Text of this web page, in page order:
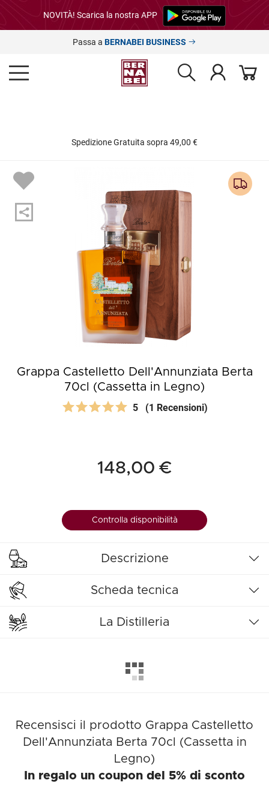
NOVITÀ! Scarica la nostra APP
Passa a BERNABEI BUSINESS
Spedizione Gratuita sopra 49,00 €
Grappa Castelletto Dell'Annunziata Berta
70cl (Cassetta in Legno)
5 (1 Recensioni)
148,00 €
Controlla disponibilità
Descrizione
Scheda tecnica
La Distilleria
Recensisci il prodotto Grappa Castelletto
Dell'Annunziata Berta 70cl (Cassetta in
Legno)
In regalo un coupon del 5% di sconto